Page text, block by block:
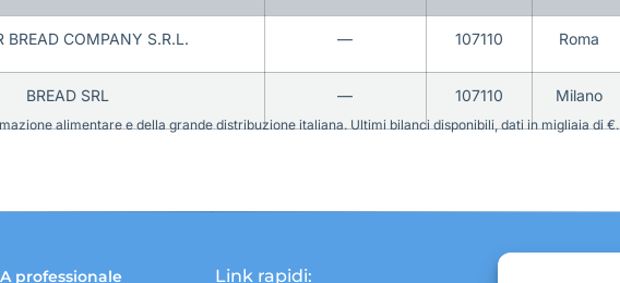
BREAD COMPANY S.R.L. — 107110 Roma
BREAD SRL — 107110 Milano
alimentare e della grande distribuzione italiana. Ultimi bilanci disponibili, dati in migliaia di €.
professionale Link rapidi: